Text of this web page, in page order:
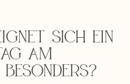
sich ein
am
besonders?